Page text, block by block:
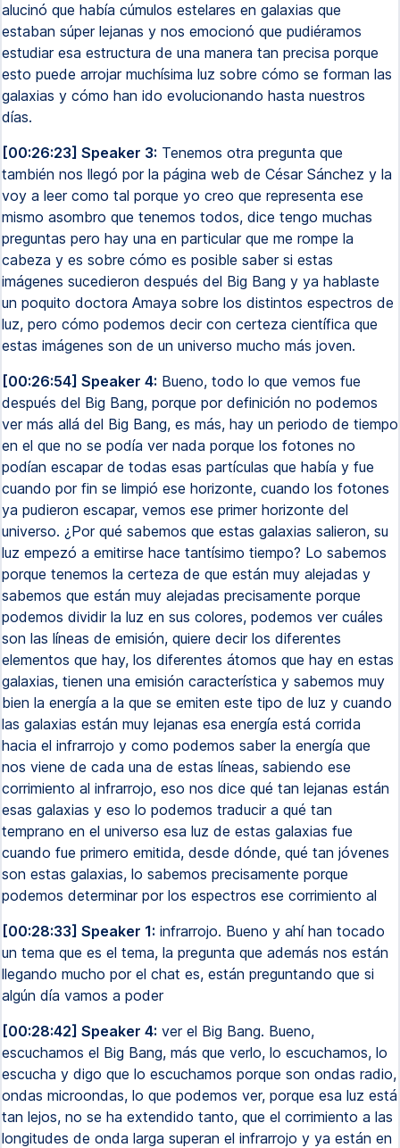
alucinó que había cúmulos estelares en galaxias que
estaban súper lejanas y nos emocionó que pudiéramos
estudiar esa estructura de una manera tan precisa porque
esto puede arrojar muchísima luz sobre cómo se forman las
galaxias y cómo han ido evolucionando hasta nuestros
días.
[00:26:23] Speaker 3: Tenemos otra pregunta que
también nos llegó por la página web de César Sánchez y la
voy a leer como tal porque yo creo que representa ese
mismo asombro que tenemos todos, dice tengo muchas
preguntas pero hay una en particular que me rompe la
cabeza y es sobre cómo es posible saber si estas
imágenes sucedieron después del Big Bang y ya hablaste
un poquito doctora Amaya sobre los distintos espectros de
luz, pero cómo podemos decir con certeza científica que
estas imágenes son de un universo mucho más joven.
[00:26:54] Speaker 4: Bueno, todo lo que vemos fue
después del Big Bang, porque por definición no podemos
ver más allá del Big Bang, es más, hay un periodo de tiempo
en el que no se podía ver nada porque los fotones no
podían escapar de todas esas partículas que había y fue
cuando por fin se limpió ese horizonte, cuando los fotones
ya pudieron escapar, vemos ese primer horizonte del
universo. ¿Por qué sabemos que estas galaxias salieron, su
luz empezó a emitirse hace tantísimo tiempo? Lo sabemos
porque tenemos la certeza de que están muy alejadas y
sabemos que están muy alejadas precisamente porque
podemos dividir la luz en sus colores, podemos ver cuáles
son las líneas de emisión, quiere decir los diferentes
elementos que hay, los diferentes átomos que hay en estas
galaxias, tienen una emisión característica y sabemos muy
bien la energía a la que se emiten este tipo de luz y cuando
las galaxias están muy lejanas esa energía está corrida
hacia el infrarrojo y como podemos saber la energía que
nos viene de cada una de estas líneas, sabiendo ese
corrimiento al infrarrojo, eso nos dice qué tan lejanas están
esas galaxias y eso lo podemos traducir a qué tan
temprano en el universo esa luz de estas galaxias fue
cuando fue primero emitida, desde dónde, qué tan jóvenes
son estas galaxias, lo sabemos precisamente porque
podemos determinar por los espectros ese corrimiento al
[00:28:33] Speaker 1: infrarrojo. Bueno y ahí han tocado
un tema que es el tema, la pregunta que además nos están
llegando mucho por el chat es, están preguntando que si
algún día vamos a poder
[00:28:42] Speaker 4: ver el Big Bang. Bueno,
escuchamos el Big Bang, más que verlo, lo escuchamos, lo
escucha y digo que lo escuchamos porque son ondas radio,
ondas microondas, lo que podemos ver, porque esa luz está
tan lejos, no se ha extendido tanto, que el corrimiento a las
longitudes de onda larga superan el infrarrojo y ya están en